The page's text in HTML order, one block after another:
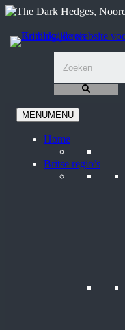
Ga
de
inhoud
MENUMENU
Home
Britse regio’s